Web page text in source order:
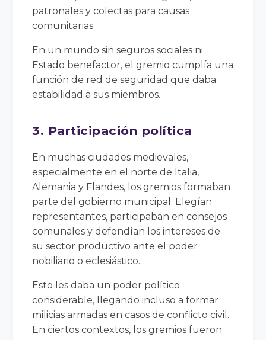
patronales y colectas para causas
comunitarias.
En un mundo sin seguros sociales ni
Estado benefactor, el gremio cumplía una
función de red de seguridad que daba
estabilidad a sus miembros.
3. Participación política
En muchas ciudades medievales,
especialmente en el norte de Italia,
Alemania y Flandes, los gremios formaban
parte del gobierno municipal. Elegían
representantes, participaban en consejos
comunales y defendían los intereses de
su sector productivo ante el poder
nobiliario o eclesiástico.
Esto les daba un poder político
considerable, llegando incluso a formar
milicias armadas en casos de conflicto civil.
En ciertos contextos, los gremios fueron